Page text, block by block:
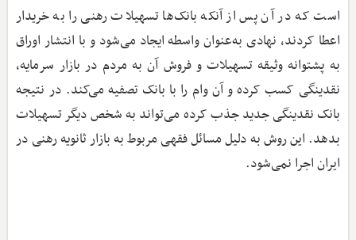
است که در آن پس از آنکه بانک‌ها تسهیلات رهنی را به خریدار
اعطا کردند، نهادی به‌عنوان واسطه ایجاد می‌شود و با انتشار اوراق
به پشتوانه وثیقه تسهیلات و فروش آن به مردم در بازار سرمایه،
نقدینگی کسب کرده و آن وام را با بانک تصفیه می‌کند. در نتیجه
بانک نقدینگی جدید جذب کرده می‌تواند به شخص دیگر تسهیلات
بدهد. این روش به دلیل مسائل فقهی مربوط به بازار ثانویه رهنی در
ایران اجرا نمی‌شود.